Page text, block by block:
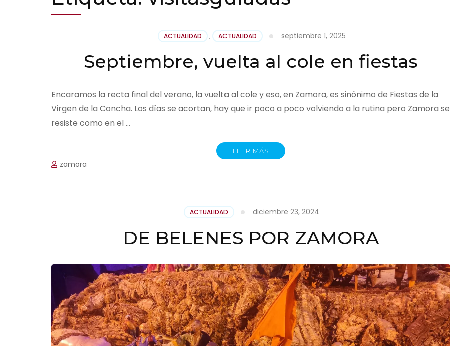
ACTUALIDAD , ACTUALIDAD septiembre 1, 2025
Septiembre, vuelta al cole en fiestas
Encaramos la recta final del verano, la vuelta al cole y eso, en Zamora, es sinónimo de Fiestas de la
Virgen de la Concha. Los días se acortan, hay que ir poco a poco volviendo a la rutina pero Zamora se
resiste como en el …
LEER MÁS
zamora
ACTUALIDAD diciembre 23, 2024
DE BELENES POR ZAMORA